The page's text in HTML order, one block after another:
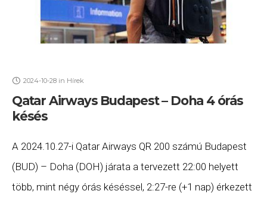
2024-10-28 in Hírek
Qatar Airways Budapest – Doha 4 órás
késés
A 2024.10.27-i Qatar Airways QR 200 számú Budapest
(BUD) – Doha (DOH) járata a tervezett 22:00 helyett
több, mint négy órás késéssel, 2:27-re (+1 nap) érkezett